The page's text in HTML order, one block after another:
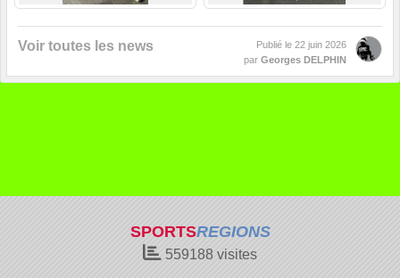
Voir toutes les news Publié le 22 juin 2026
par Georges DELPHIN
SPORTSREGIONS
559188 visites